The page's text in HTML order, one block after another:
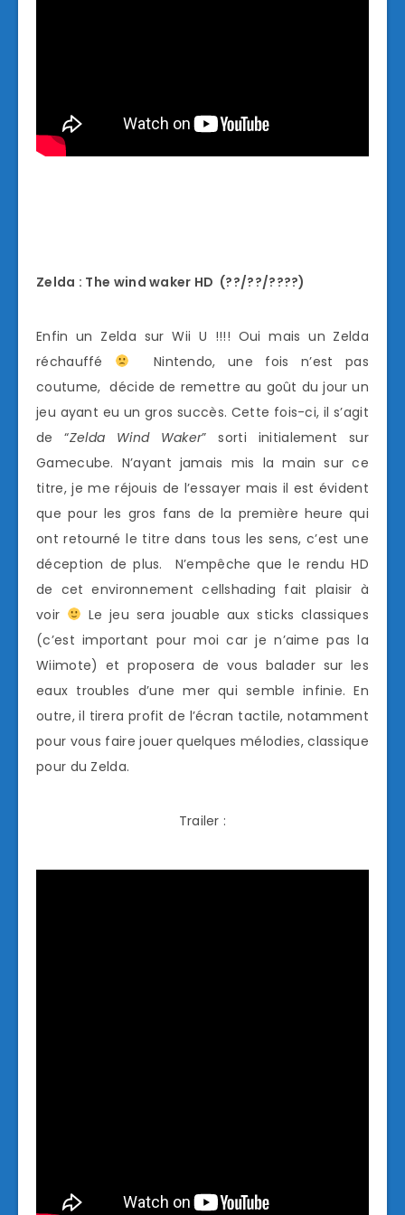
Zelda : The wind waker HD (??/??/????)
Enfin un Zelda sur Wii U !!!! Oui mais un Zelda
réchauffé
Nintendo, une fois n’est pas
coutume, décide de remettre au goût du jour un
jeu ayant eu un gros succès. Cette fois-ci, il s’agit
de “Zelda Wind Waker” sorti initialement sur
Gamecube. N’ayant jamais mis la main sur ce
titre, je me réjouis de l’essayer mais il est évident
que pour les gros fans de la première heure qui
ont retourné le titre dans tous les sens, c’est une
déception de plus. N’empêche que le rendu HD
de cet environnement cellshading fait plaisir à
voir
Le jeu sera jouable aux sticks classiques
(c’est important pour moi car je n’aime pas la
Wiimote) et proposera de vous balader sur les
eaux troubles d’une mer qui semble infinie. En
outre, il tirera profit de l’écran tactile, notamment
pour vous faire jouer quelques mélodies, classique
pour du Zelda.
Trailer :